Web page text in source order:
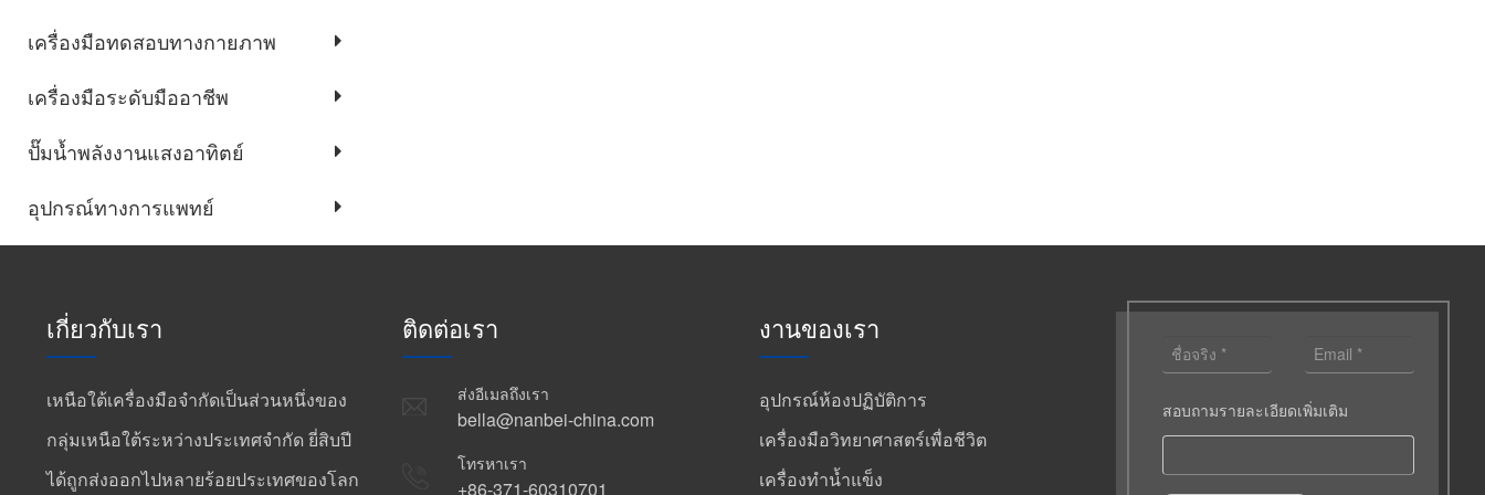
เครื่องมือทดสอบทางกายภาพ
เครื่องมือระดับมืออาชีพ
ปั๊มน้ำพลังงานแสงอาทิตย์
อุปกรณ์ทางการแพทย์
เกี่ยวกับเรา
เหนือใต้เครื่องมือจำกัดเป็นส่วนหนึ่งของ
กลุ่มเหนือใต้ระหว่างประเทศจำกัด ยี่สิบปี
ได้ถูกส่งออกไปหลายร้อยประเทศของโลก
ติดต่อเรา
ส่งอีเมลถึงเรา
bella@nanbei-china.com
โทรหาเรา
+86-371-60310701
งานของเรา
อุปกรณ์ห้องปฏิบัติการ
เครื่องมือวิทยาศาสตร์เพื่อชีวิต
เครื่องทำน้ำแข็ง
สอบถามรายละเอียดเพิ่มเติม